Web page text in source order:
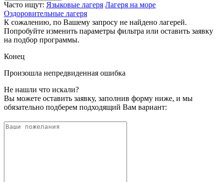
Часто ищут: Языковые лагеря Лагеря на море
Оздоровительные лагеря
К сожалению, по Вашему запросу не найдено лагерей.
Попробуйте изменить параметры фильтра или оставить заявку
на подбор программы.
Конец
Произошла непредвиденная ошибка
Не нашли что искали?
Вы можете оставить заявку, заполнив форму ниже, и мы
обязательно подберем подходящий Вам вариант: